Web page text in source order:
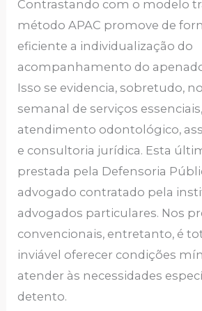
Contrastando com o modelo
método APAC promove de
eficiente a individualização do
acompanhamento do
Isso se evidencia, sobretudo,
semanal de serviços
atendimento odontológico,
e consultoria jurídica. Esta
prestada pela Defensoria
advogado contratado pela
advogados particulares. Nos
convencionais, entretanto, é
inviável oferecer condições
atender às necessidades
detento.